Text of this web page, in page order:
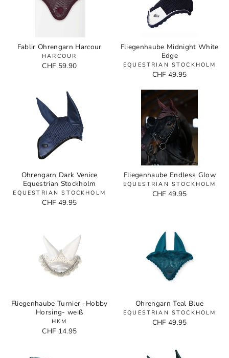
Fablir Ohrengarn Harcour
HARCOUR
CHF 59.90
Fliegenhaube Midnight White
Edge
EQUESTRIAN STOCKHOLM
CHF 49.95
Ohrengarn Dark Venice
Equestrian Stockholm
EQUESTRIAN STOCKHOLM
CHF 49.95
Fliegenhaube Endless Glow
EQUESTRIAN STOCKHOLM
CHF 49.95
Fliegenhaube Turnier -Hobby
Horsing- weiß
HKM
CHF 14.95
Ohrengarn Teal Blue
EQUESTRIAN STOCKHOLM
CHF 49.95